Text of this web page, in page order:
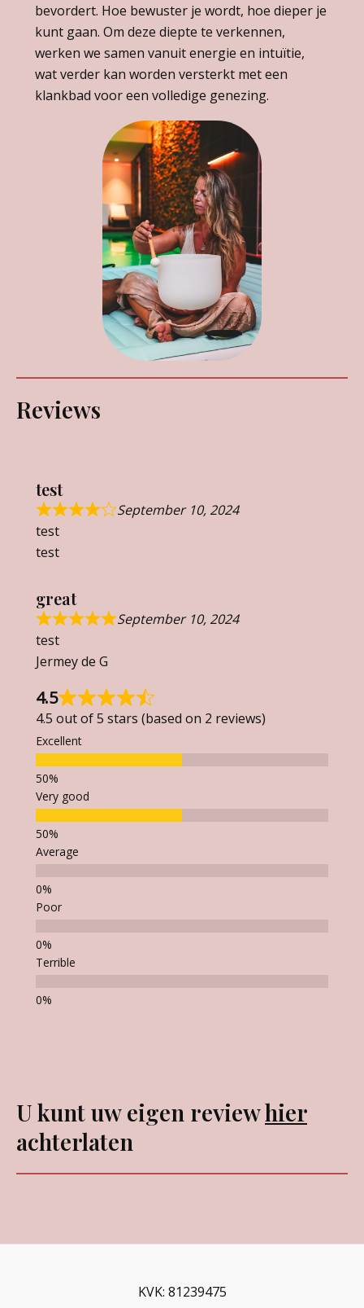
bevordert. Hoe bewuster je wordt, hoe dieper je
kunt gaan. Om deze diepte te verkennen,
werken we samen vanuit energie en intuïtie,
wat verder kan worden versterkt met een
klankbad voor een volledige genezing.
Reviews
test
September 10, 2024
test
test
great
September 10, 2024
test
Jermey de G
4.5
4.5 out of 5 stars (based on 2 reviews)
Excellent
Very good
Average
Poor
Terrible
U kunt uw eigen reviewhier
achterlaten
KVK: 81239475